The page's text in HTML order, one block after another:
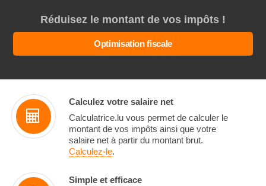
Réduisez le montant de vos impôts !
Optimisation fiscale
Calculez votre salaire net
Calculatrice.lu vous permet de calculer le
montant de vos impôts ainsi que votre
salaire net à partir du montant brut.
Calculez-le.
Simple et efficace